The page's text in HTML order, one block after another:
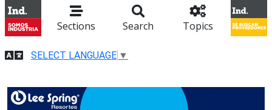
Sections Search Topics
SELECT LANGUAGE ▼